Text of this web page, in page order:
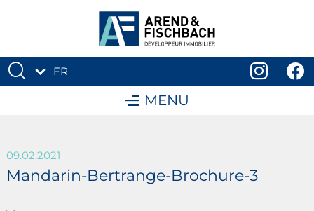
FR
MENU
09.02.2021
Mandarin-Bertrange-Brochure-3